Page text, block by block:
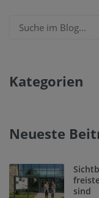
Kategorien
Neueste
sind